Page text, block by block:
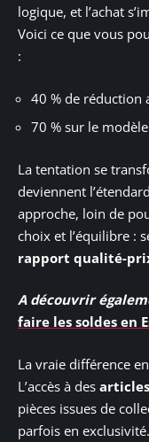
logique, et l’achat
Voici ce que vous
:
40 % de réduction
70 % sur le
La tentation se
deviennent
approche, loin de
choix et l’équilibre :
rapport qualité-
A découvrir
faire les soldes en
La vraie différence
L’accès à des
pièces issues de
parfois en